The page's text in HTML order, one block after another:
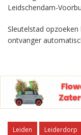
Leidschendam-
Sleutelstad
ontvanger
Leiden Leiderdorp